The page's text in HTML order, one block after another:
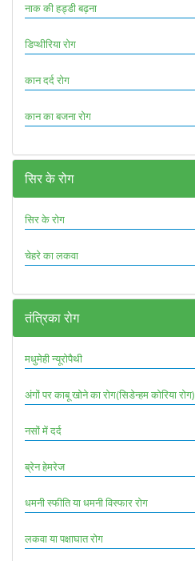
नाक की हड्डी बढ़ना
डिप्थीरिया रोग
कान दर्द रोग
कान का बजना रोग
सिर के रोग
सिर के रोग
चेहरे का लकवा
तंत्रिका रोग
मधुमेही न्यूरोपैथी
अंगों पर काबू खोने का रोग(सिडेन्हम कोरिया रोग)
नसों में दर्द
ब्रेन हेमरेज
धमनी स्फीति या धमनी विस्फार रोग
लकवा या पक्षाघात रोग